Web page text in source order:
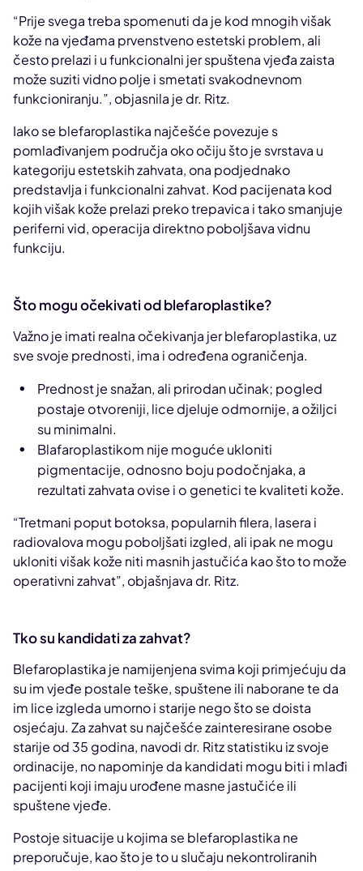
“Prije svega treba spomenuti da je kod mnogih višak
kože na vjeđama prvenstveno estetski problem, ali
često prelazi i u funkcionalni jer spuštena vjeđa zaista
može suziti vidno polje i smetati svakodnevnom
funkcioniranju.”, objasnila je dr. Ritz.
Iako se blefaroplastika najčešće povezuje s
pomlađivanjem područja oko očiju što je svrstava u
kategoriju estetskih zahvata, ona podjednako
predstavlja i funkcionalni zahvat. Kod pacijenata kod
kojih višak kože prelazi preko trepavica i tako smanjuje
periferni vid, operacija direktno poboljšava vidnu
funkciju.
Što mogu očekivati od blefaroplastike?
Važno je imati realna očekivanja jer blefaroplastika, uz
sve svoje prednosti, ima i određena ograničenja.
Prednost je snažan, ali prirodan učinak; pogled
postaje otvoreniji, lice djeluje odmornije, a ožiljci
su minimalni.
Blafaroplastikom nije moguće ukloniti
pigmentacije, odnosno boju podočnjaka, a
rezultati zahvata ovise i o genetici te kvaliteti kože.
“Tretmani poput botoksa, popularnih filera, lasera i
radiovalova mogu poboljšati izgled, ali ipak ne mogu
ukloniti višak kože niti masnih jastučića kao što to može
operativni zahvat”, objašnjava dr. Ritz.
Tko su kandidati za zahvat?
Blefaroplastika je namijenjena svima koji primjećuju da
su im vjeđe postale teške, spuštene ili naborane te da
im lice izgleda umorno i starije nego što se doista
osjećaju. Za zahvat su najčešće zainteresirane osobe
starije od 35 godina, navodi dr. Ritz statistiku iz svoje
ordinacije, no napominje da kandidati mogu biti i mlađi
pacijenti koji imaju urođene masne jastučiće ili
spuštene vjeđe.
Postoje situacije u kojima se blefaroplastika ne
preporučuje, kao što je to u slučaju nekontroliranih